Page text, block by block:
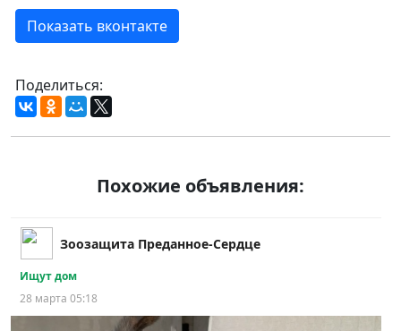
Показать вконтакте
Поделиться:
Похожие объявления:
Зоозащита Преданное-Сердце
Ищут дом
28 марта 05:18